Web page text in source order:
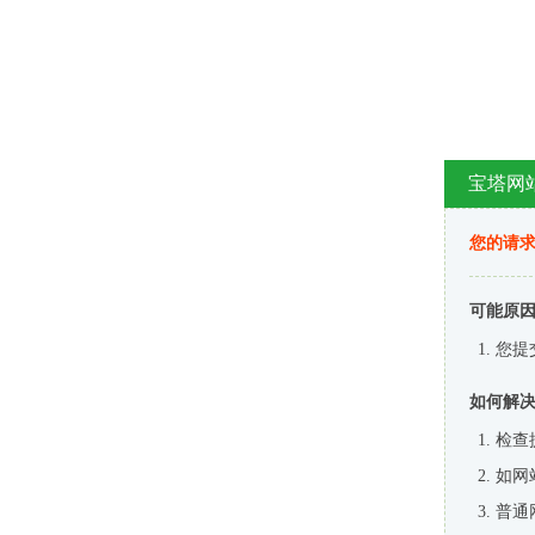
宝塔网
您的请
可能原
您提
如何解
检查
如网
普通